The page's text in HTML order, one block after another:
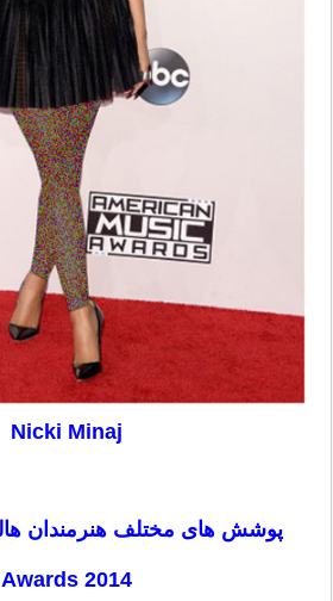
Nicki Minaj
Awards 2014